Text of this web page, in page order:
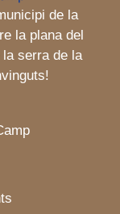
de la
la plana del
serra de la